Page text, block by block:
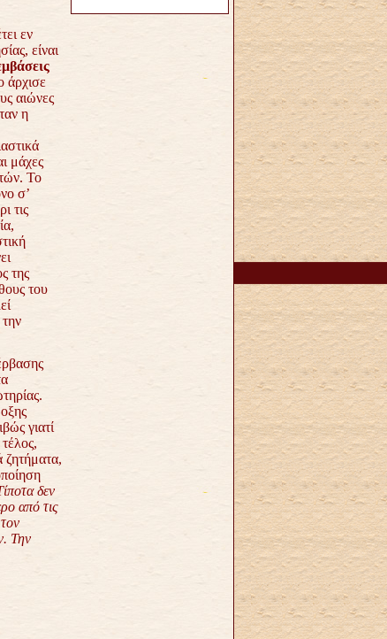
εν
είναι
άρχισε
αιώνες
η
μάχες
Το
σ’
τις
της
του
γιατί
ζητήματα,
δεν
από τις
Την